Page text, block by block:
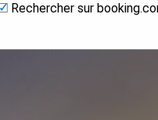
Rechercher sur